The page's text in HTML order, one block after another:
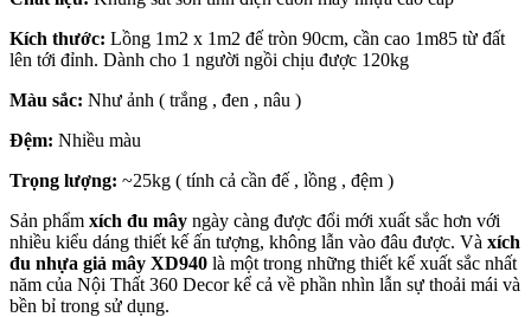
Kích thước: Lồng 1m2 x 1m2 đế tròn 90cm, cần cao 1m85 từ đất
lên tới đỉnh. Dành cho 1 người ngồi chịu được 120kg
Màu sắc: Như ảnh ( trắng , đen , nâu )
Đệm: Nhiều màu
Trọng lượng: ~25kg ( tính cả cần đế , lồng , đệm )
Sản phẩm xích đu mây ngày càng được đổi mới xuất sắc hơn với
nhiều kiểu dáng thiết kế ấn tượng, không lẫn vào đâu được. Và xích
đu nhựa giả mây XD940 là một trong những thiết kế xuất sắc nhất
năm của Nội Thất 360 Decor kể cả về phần nhìn lẫn sự thoải mái và
bền bỉ trong sử dụng.